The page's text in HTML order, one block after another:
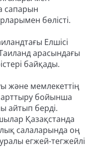
сапарын
бөлісті.
Елшісі
арасындағы
байқады.
және мемлекеттің
арттыру бойынша
айтып берді.
Қазақстанда
салаларында оң
егжей-тегжейлі